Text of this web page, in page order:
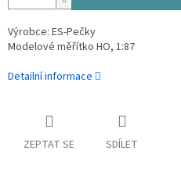
Výrobce: ES-Pečky
Modelové měřítko HO, 1:87
Detailní informace
ZEPTAT SE SDÍLET